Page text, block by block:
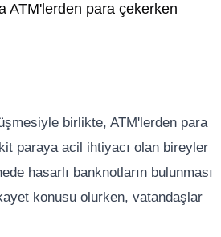
ATM'lerden para çekerken
birlikte, ATM'lerden para
paraya acil ihtiyacı olan bireyler
hasarlı banknotların bulunması
konusu olurken, vatandaşlar